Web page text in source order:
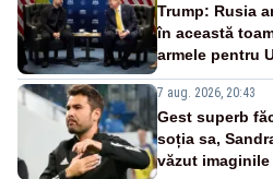
Trump: Rusia
în această
armele pentru
7 aug. 2026, 20:43
Gest superb
soția sa,
văzut imaginile